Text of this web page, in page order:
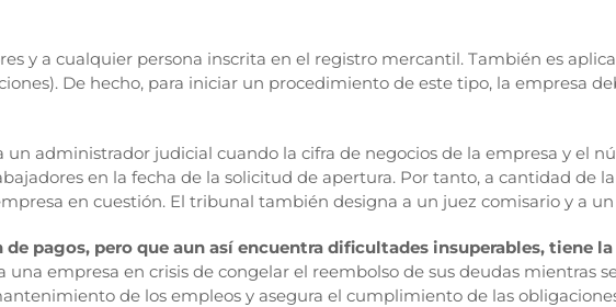
y a cualquier persona inscrita en el registro mercantil. También es
De hecho, para iniciar un procedimiento de este tipo, la empresa
administrador judicial cuando la cifra de negocios de la empresa y el
en la fecha de la solicitud de apertura. Por tanto, a cantidad de
en cuestión. El tribunal también designa a un juez comisario y a
de pagos, pero que aun así encuentra dificultades insuperables, tiene
una empresa en crisis de congelar el reembolso de sus deudas mientras
de los empleos y asegura el cumplimiento de las